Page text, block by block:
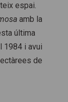
espai.
amb la
última
1984 i avui
de